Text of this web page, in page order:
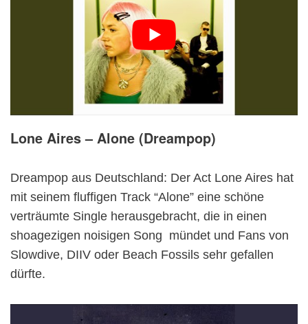
Lone Aires – Alone (Dreampop)
Dreampop aus Deutschland: Der Act Lone Aires hat
mit seinem fluffigen Track “Alone” eine schöne
verträumte Single herausgebracht, die in einen
shoagezigen noisigen Song mündet und Fans von
Slowdive, DIIV oder Beach Fossils sehr gefallen
dürfte.